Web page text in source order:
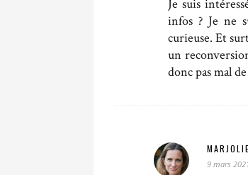
Je suis
infos ? Je ne
curieuse. Et
un
donc pas mal
9 mars